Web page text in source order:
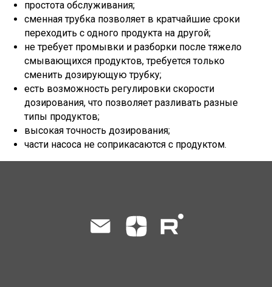
простота обслуживания;
сменная трубка позволяет в кратчайшие сроки
переходить с одного продукта на другой;
не требует промывки и разборки после тяжело
смывающихся продуктов, требуется только
сменить дозирующую трубку;
есть возможность регулировки скорости
дозирования, что позволяет разливать разные
типы продуктов;
высокая точность дозирования;
части насоса не соприкасаются с продуктом.